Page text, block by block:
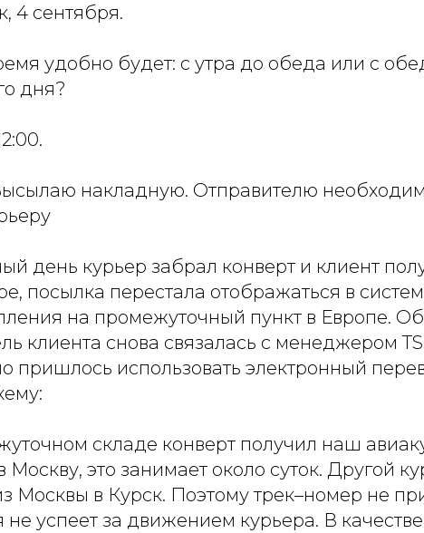
4 сентября.
удобно будет: с утра до обеда или с
дня?
накладную. Отправителю
день курьер забрал конверт и клиент
посылка перестала отображаться в
на промежуточный пункт в Европе.
клиента снова связалась с менеджером
пришлось использовать электронный
складе конверт получил наш
Москву, это занимает около суток. Другой
Москвы в Курск. Поэтому трек–номер не
успеет за движением курьера. В качестве